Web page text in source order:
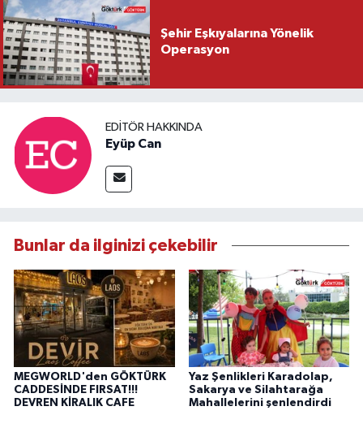
Şehir Eşkıyalarına Yönelik
Operasyon
EDITÖR HAKKINDA
Eyüp Can
Bunlar da ilginizi çekebilir
MEGWORLD'den GÖKTÜRK
CADDESİNDE FIRSAT!!!
DEVREN KİRALIK CAFE
Yaz Şenlikleri Karadolap,
Sakarya ve Silahtarağa
Mahallelerini şenlendirdi